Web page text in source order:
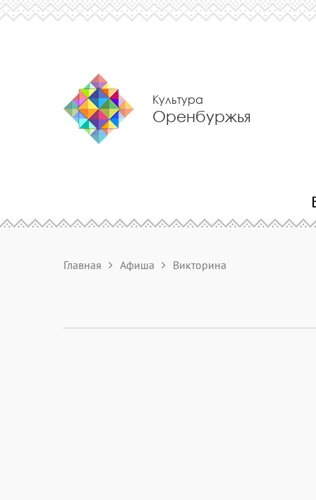
Культура
Оренбуржья
Главная Афиша Викторина